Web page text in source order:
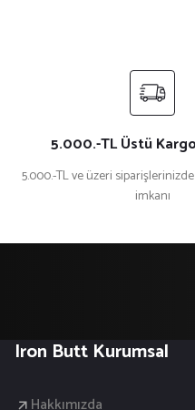
Bu ürüne benzer farklı
5.000.-TL Üstü
5.000.-TL ve üzeri
imkanı
Iron Butt Kurumsal
Hakkımızda